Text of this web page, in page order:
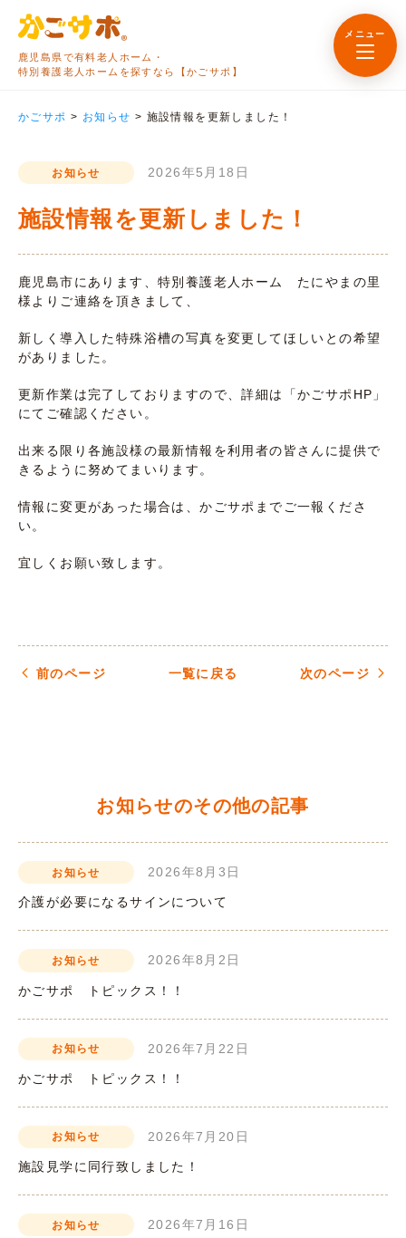
鹿児島県で有料老人ホーム・
特別養護老人ホームを探すなら【かごサポ】
メニュー
かごサポ > お知らせ > 施設情報を更新しました！
お知らせ 2026年5月18日
施設情報を更新しました！
鹿児島市にあります、特別養護老人ホーム たにやまの里
様よりご連絡を頂きまして、
新しく導入した特殊浴槽の写真を変更してほしいとの希望
がありました。
更新作業は完了しておりますので、詳細は「かごサポHP」
にてご確認ください。
出来る限り各施設様の最新情報を利用者の皆さんに提供で
きるように努めてまいります。
情報に変更があった場合は、かごサポまでご一報くださ
い。
宜しくお願い致します。
前のページ 一覧に戻る 次のページ
お知らせのその他の記事
お知らせ 2026年8月3日
介護が必要になるサインについて
お知らせ 2026年8月2日
かごサポ トピックス！！
お知らせ 2026年7月22日
かごサポ トピックス！！
お知らせ 2026年7月20日
施設見学に同行致しました！
お知らせ 2026年7月16日